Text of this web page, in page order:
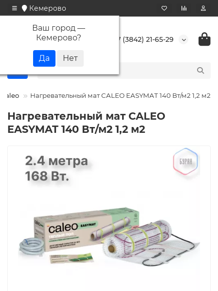
Кемерово
Ваш город —
Кемерово? +7 (3842) 21-65-29
Caleo Нагревательный мат CALEO EASYMAT 140 Вт/м2 1,2 м2
Нагревательный мат CALEO
EASYMAT 140 Вт/м2 1,2 м2